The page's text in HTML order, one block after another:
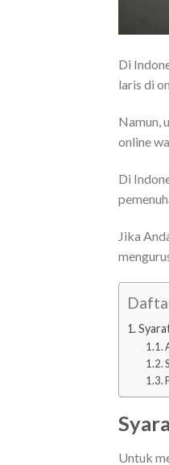
Di
laris di
Namun,
online
Di
Jika
Untuk